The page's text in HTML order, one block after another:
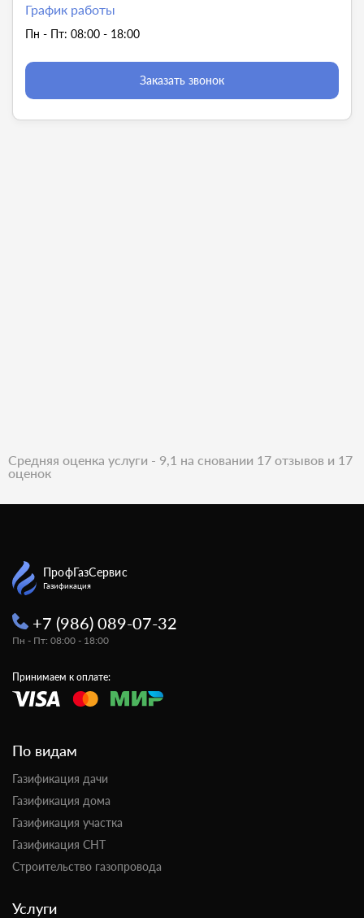
График работы
Пн - Пт: 08:00 - 18:00
Заказать звонок
Средняя оценка услуги - 9,1 на сновании 17 отзывов и 17
оценок
ПрофГазСервис
Газификация
+7 (986) 089-07-32
Пн - Пт: 08:00 - 18:00
Принимаем к оплате:
По видам
Газификация дачи
Газификация дома
Газификация участка
Газификация СНТ
Строительство газопровода
Услуги